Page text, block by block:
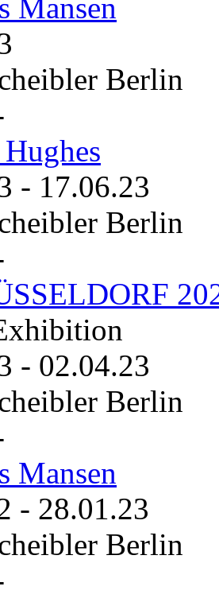
Mansen
Berlin
- 17.06.23
Berlin
- 02.04.23
Berlin
Mansen
- 28.01.23
Berlin